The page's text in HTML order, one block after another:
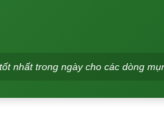
nhất trong ngày cho các dòng